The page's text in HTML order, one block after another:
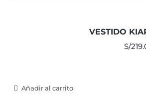
VESTIDO
S/
Añadir al carrito